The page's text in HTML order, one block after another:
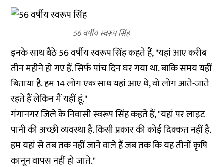
56 वर्षीय स्वरूप सिंह
इनके साथ बैठे 56 वर्षीय स्वरूप सिंह कहते हैं, "यहां आए करीब
तीन महीने हो गए हैं. सिर्फ पांच दिन घर गया था. बाकि समय यहीं
बिताया है. हम 14 लोग एक साथ यहां आए थे, वो लोग आते-जाते
रहते हैं लेकिन मैं यहीं हूं."
गंगानगर जिले के निवासी स्वरूप सिंह कहते हैं, "यहां पर लाइट
पानी की अच्छी व्यवस्था है. किसी प्रकार की कोई दिक्कत नहीं है.
हम यहां से तब तक नहीं जाने वाले हैं जब तक कि यह तीनों कृषि
कानून वापस नहीं हो जाते."